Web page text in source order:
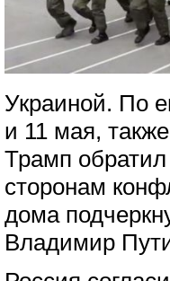
Украиной. По
и 11 мая,
Трамп
сторонам
дома
Владимир